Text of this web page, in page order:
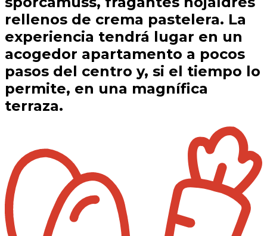
rellenos de crema pastelera. La
experiencia tendrá lugar en un
acogedor apartamento a pocos
pasos del centro y, si el tiempo lo
permite, en una magnífica
terraza.